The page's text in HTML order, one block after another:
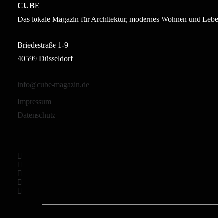
CUBE
Das lokale Magazin für Architektur, modernes Wohnen und
Briedestraße 1-9
40599 Düsseldorf
info@cube-magazin.de
Impressum
Datenschutz